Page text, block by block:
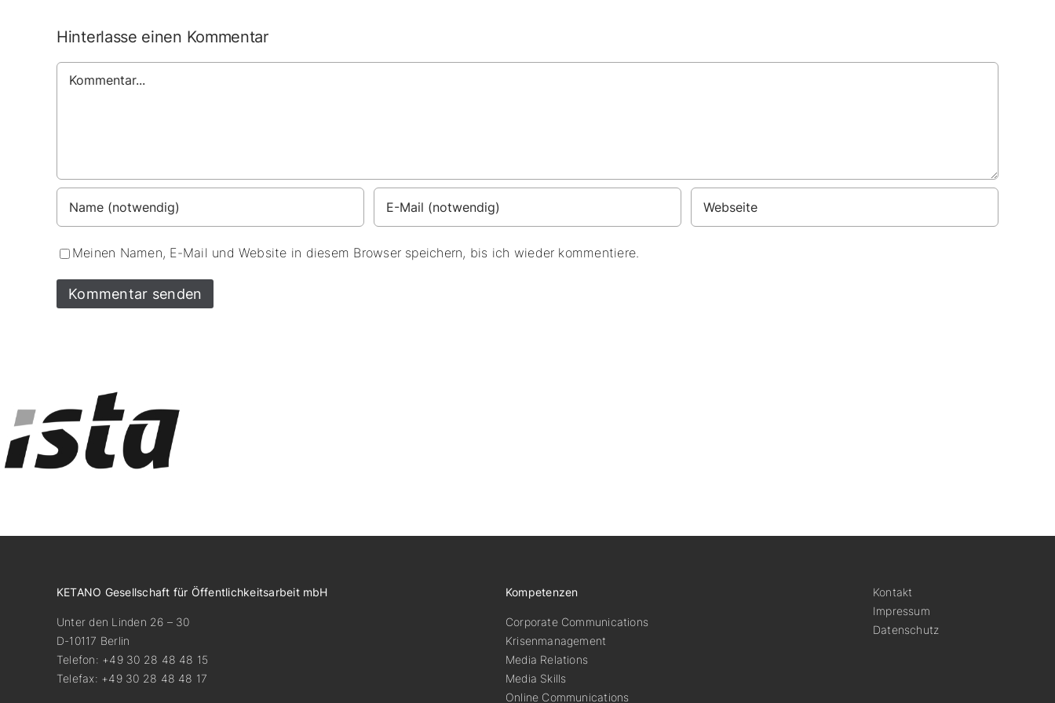
Hinterlasse einen Kommentar
Kommentar
Meinen Namen, E-Mail und Website in diesem Browser speichern, bis ich wieder kommentiere.
KETANO Gesellschaft für Öffentlichkeitsarbeit mbH
Unter den Linden 26 – 30
D-10117 Berlin
Telefon: +49 30 28 48 48 15
Telefax: +49 30 28 48 48 17
Kompetenzen
Corporate Communications
Krisenmanagement
Media Relations
Media Skills
Online Communications
Kontakt
Impressum
Datenschutz